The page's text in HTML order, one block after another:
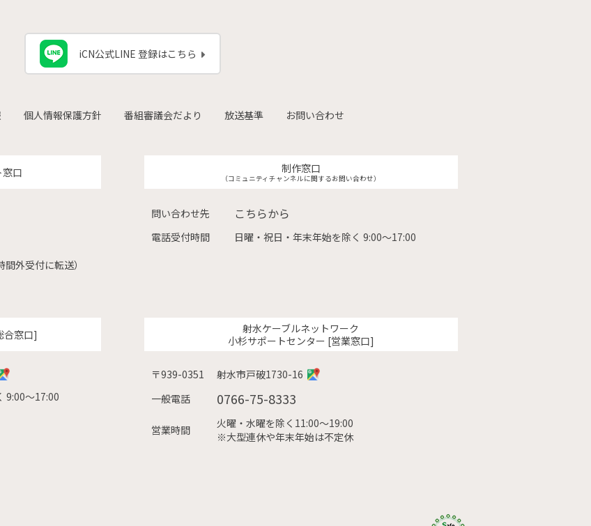
iCN公式LINE 登録はこちら
個人情報保護方針 番組審議会だより 放送基準 お問い合わせ
口
外受付に転送）
制作窓口
（コミュニティチャンネルに関するお問い合わせ）
問い合わせ先 こちらから
電話受付時間 日曜・祝日・年末年始を除く 9:00〜17:00
合窓口]
9:00〜17:00
射水ケーブルネットワーク
小杉サポートセンター [営業窓口]
〒939-0351
射水市戸破1730-16
一般電話
0766-75-8333
営業時間
火曜・水曜を除く11:00〜19:00
※大型連休や年末年始は不定休